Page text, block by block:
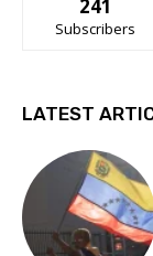
241
Subscribers
LATEST